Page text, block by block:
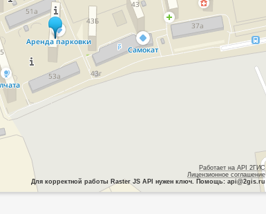
Работает на API 2ГИС
Лицензионное соглашение
Для корректной работы Raster JS API нужен ключ. Помощь: api@2gis.ru